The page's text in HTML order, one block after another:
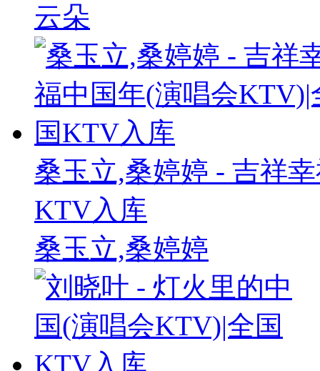
云朵
桑玉立,桑婷婷 - 吉祥
KTV入库
桑玉立,桑婷婷